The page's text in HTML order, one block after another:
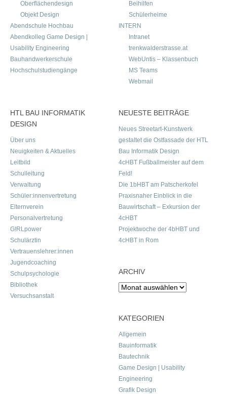
Oberflächendesign
Objekt Design
Abendschule Hochbau
Abendkolleg Game Design |
Usability Engineering
Bauhandwerkerschule
Hochschulstudiengänge
Beihilfen
Schülerheime
INTERN
Intranet
trenkwalderstrasse.at
WebUntis – Klassenbuch
MS Teams
Webmail
HTL BAU INFORMATIK
DESIGN
Über uns
Neuigkeiten & Aktuelles
Leitbild
Schulleitung
Verwaltung
Schüler:innenvertretung
Elternverein
Personalvertretung
G!RLpower
Schulärztin
Vertrauenslehrer:innen
Jugendcoaching
Schulpsychologie
Bibliothek
Versuchsanstalt
NEUESTE BEITRÄGE
Neues Streetart-Kunstwerk
gestaltet die Ostfassade der HTL
Bau Informatik Design
4cHBT Fußballmeister auf dem
Feld!
Die 1bHBT am Patscherkofel
Praxisnaher Einblick in die
Bauwirtschaft – Exkursion der
4cHBT
Projektwoche der 4bHBT und
4cHBT in Rom
ARCHIV
Archiv
KATEGORIEN
Allgemein
Bauinformatik
Bautechnik
Game Design | Usability
Engineering
Grafik Design